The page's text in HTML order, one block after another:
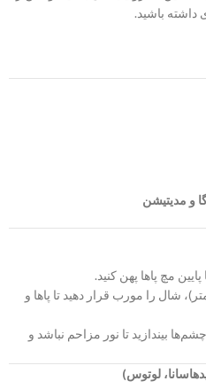
داشته باشید.
و مدیتیشن
مچ پاها پهن کنید.
دارید (بالای 180 سانتی‌متر)، شال را مورب قرار دهید تا پاها و
بیندازید تا نور مزاحم نباشد و
لوتوس)